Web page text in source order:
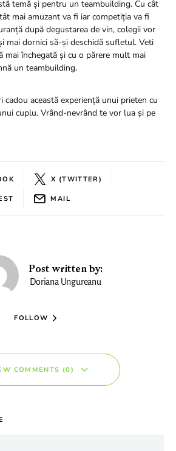
temă și pentru un teambuilding. Cu cât
mai amuzant va fi iar competiția va fi
după degustarea de vin, colegii vor
mai dornici să-și deschidă sufletul. Veti
mai închegată și cu o părere mult mai
un teambuilding.
cadou această experiență unui prieten cu
cuplu. Vrând-nevrând te vor lua și pe
X (TWITTER)
MAIL
Post written by:
Doriana Ungureanu
FOLLOW
COMMENTS (0)